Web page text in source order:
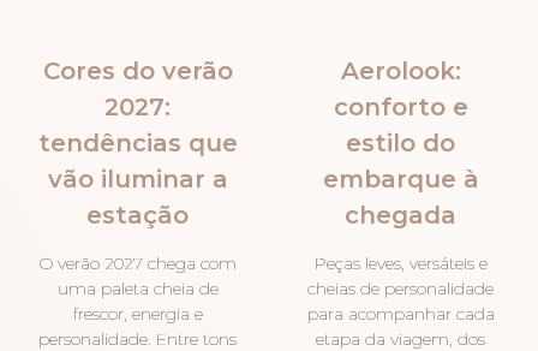
Cores do verão
2027:
tendências que
vão iluminar a
estação
O verão 2027 chega com
uma paleta cheia de
frescor, energia e
personalidade. Entre tons
Aerolook:
conforto e
estilo do
embarque à
chegada
Peças leves, versáteis e
cheias de personalidade
para acompanhar cada
etapa da viagem, dos